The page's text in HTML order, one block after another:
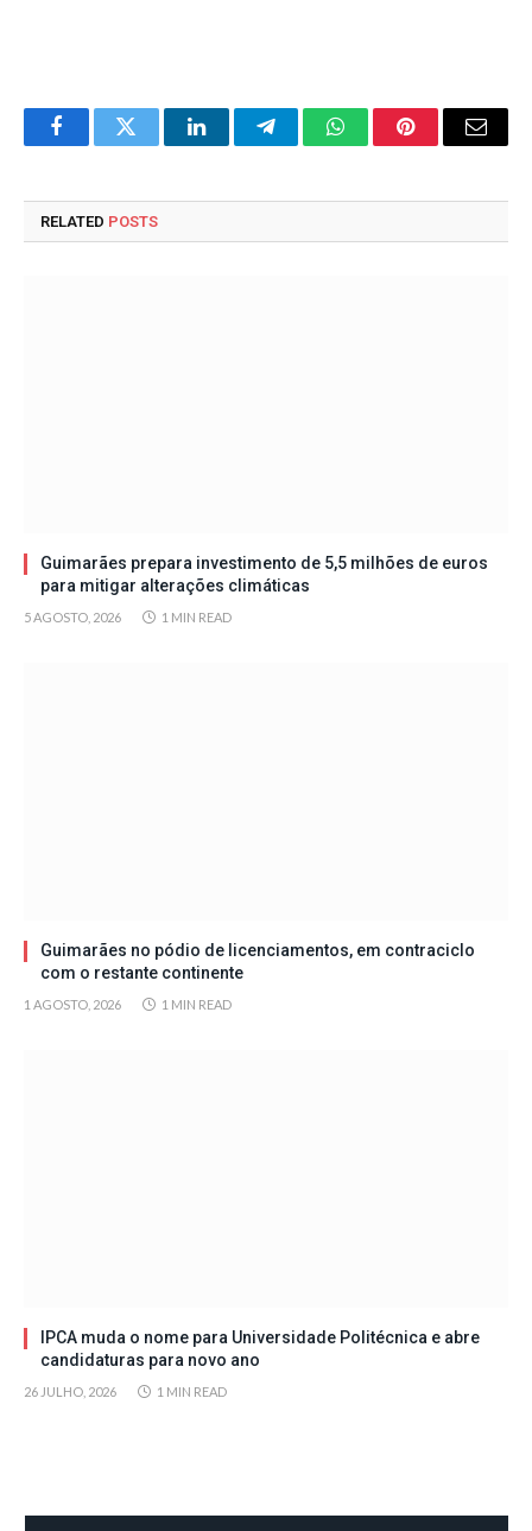
FacebookTwitter LinkedInTelegramWhatsAppPinterestEmail
RELATED POSTS
Guimarães prepara investimento de 5,5 milhões de euros
para mitigar alterações climáticas
5 AGOSTO, 2026 1 MIN READ
Guimarães no pódio de licenciamentos, em contraciclo
com o restante continente
1 AGOSTO, 2026 1 MIN READ
IPCA muda o nome para Universidade Politécnica e abre
candidaturas para novo ano
26 JULHO, 2026 1 MIN READ